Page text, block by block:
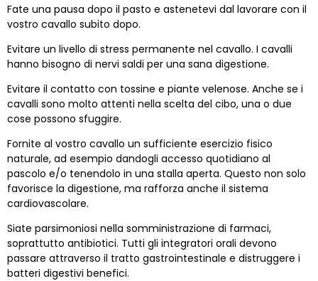
Fate una pausa dopo il pasto e astenetevi dal lavorare con il
vostro cavallo subito dopo.
Evitare un livello di stress permanente nel cavallo. I cavalli
hanno bisogno di nervi saldi per una sana digestione.
Evitare il contatto con tossine e piante velenose. Anche se i
cavalli sono molto attenti nella scelta del cibo, una o due
cose possono sfuggire.
Fornite al vostro cavallo un sufficiente esercizio fisico
naturale, ad esempio dandogli accesso quotidiano al
pascolo e/o tenendolo in una stalla aperta. Questo non solo
favorisce la digestione, ma rafforza anche il sistema
cardiovascolare.
Siate parsimoniosi nella somministrazione di farmaci,
soprattutto antibiotici. Tutti gli integratori orali devono
passare attraverso il tratto gastrointestinale e distruggere i
batteri digestivi benefici.